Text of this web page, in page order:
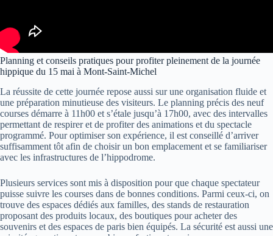
Planning et conseils pratiques pour profiter pleinement de la journée
hippique du 15 mai à Mont-Saint-Michel
La réussite de cette journée repose aussi sur une organisation fluide et
une préparation minutieuse des visiteurs. Le planning précis des neuf
courses démarre à 11h00 et s’étale jusqu’à 17h00, avec des intervalles
permettant de respirer et de profiter des animations et du spectacle
programmé. Pour optimiser son expérience, il est conseillé d’arriver
suffisamment tôt afin de choisir un bon emplacement et se familiariser
avec les infrastructures de l’hippodrome.
Plusieurs services sont mis à disposition pour que chaque spectateur
puisse suivre les courses dans de bonnes conditions. Parmi ceux-ci, on
trouve des espaces dédiés aux familles, des stands de restauration
proposant des produits locaux, des boutiques pour acheter des
souvenirs et des espaces de paris bien équipés. La sécurité est aussi une